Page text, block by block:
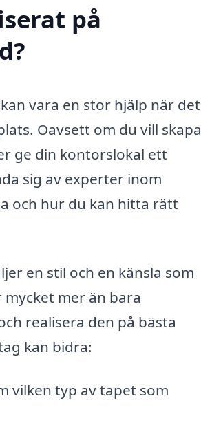
på
kan vara en stor hjälp när det
Oavsett om du vill skapa
ge din kontorslokal ett
sig av experter inom
och hur du kan hitta rätt
en stil och en känsla som
mer än bara
realisera den på bästa
kan bidra:
vilken typ av tapet som